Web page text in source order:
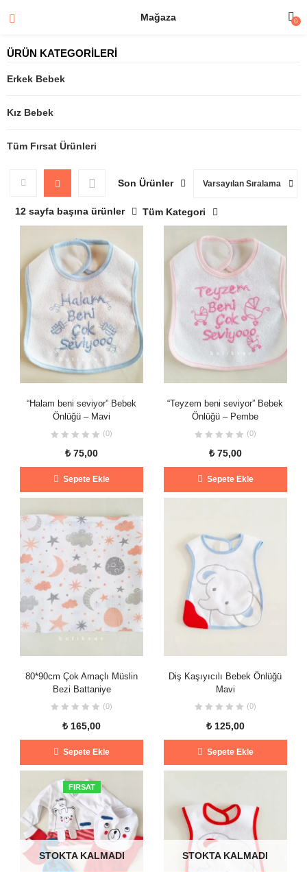
Mağaza 0
ÜRÜN KATEGORİLERİ
Erkek Bebek
Kız Bebek
Tüm Fırsat Ürünleri
Son Ürünler Varsayılan Sıralama
12 sayfa başına ürünler Tüm Kategori
“Halam beni seviyor” Bebek
Önlüğü – Mavi
(0)
₺ 75,00
Sepete Ekle
“Teyzem beni seviyor” Bebek
Önlüğü – Pembe
(0)
₺75,00
Sepete Ekle
80*90cm Çok Amaçlı Müslin
Bezi Battaniye
(0)
₺ 165,00
Sepete Ekle
Diş Kaşıyıcılı Bebek Önlüğü
Mavi
(0)
₺125,00
Sepete Ekle
FIRSAT
STOKTA KALMADI STOKTA KALMADI